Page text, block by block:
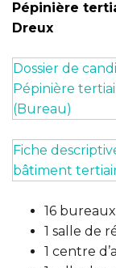
Pépinière
Dreux
Dossier de
Pépinière
(Bureau)
Fiche
bâtiment
16
1 salle de
1 centre